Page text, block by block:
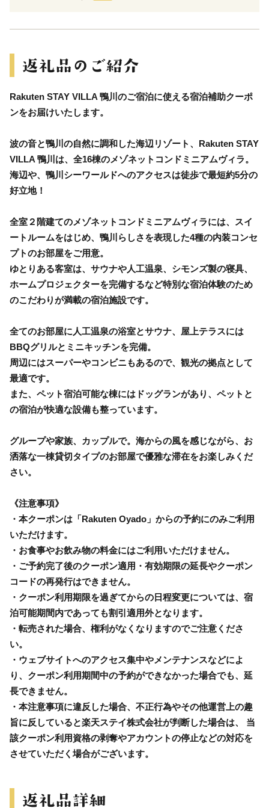
Rakuten STAY VILLA 鴨川のご宿泊に使える宿泊補助クーポ
ンをお届けいたします。
波の音と鴨川の自然に調和した海辺リゾート、Rakuten STAY
VILLA 鴨川は、全16棟のメゾネットコンドミニアムヴィラ。
海辺や、鴨川シーワールドへのアクセスは徒歩で最短約5分の
好立地！
全室２階建てのメゾネットコンドミニアムヴィラには、スイ
ートルームをはじめ、鴨川らしさを表現した4種の内装コンセ
プトのお部屋をご用意。
ゆとりある客室は、サウナや人工温泉、シモンズ製の寝具、
ホームプロジェクターを完備するなど特別な宿泊体験のため
のこだわりが満載の宿泊施設です。
全てのお部屋に人工温泉の浴室とサウナ、屋上テラスには
BBQグリルとミニキッチンを完備。
周辺にはスーパーやコンビニもあるので、観光の拠点として
最適です。
また、ペット宿泊可能な棟にはドッグランがあり、ペットと
の宿泊が快適な設備も整っています。
グループや家族、カップルで。海からの風を感じながら、お
洒落な一棟貸切タイプのお部屋で優雅な滞在をお楽しみくだ
さい。
《注意事項》
・本クーポンは「Rakuten Oyado」からの予約にのみご利用
いただけます。
・お食事やお飲み物の料金にはご利用いただけません。
・ご予約完了後のクーポン適用・有効期限の延長やクーポン
コードの再発行はできません。
・クーポン利用期限を過ぎてからの日程変更については、宿
泊可能期間内であっても割引適用外となります。
・転売された場合、権利がなくなりますのでご注意くださ
い。
・ウェブサイトへのアクセス集中やメンテナンスなどによ
り、クーポン利用期間中の予約ができなかった場合でも、延
長できません。
・本注意事項に違反した場合、不正行為やその他運営上の趣
旨に反していると楽天ステイ株式会社が判断した場合は、 当
該クーポン利用資格の剥奪やアカウントの停止などの対応を
させていただく場合がございます。